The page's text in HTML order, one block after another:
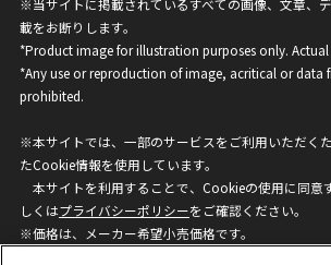
※当サイトに掲載されているすべての画像、文章、
載をお断りします。
*Product image for illustration purposes only.
*Any use or reproduction of image, acritical or data
prohibited.
※本サイトでは、一部のサービスをご利用いただく
たCookie情報を使用しています。
本サイトを利用することで、Cookieの使用に同意
しくはプライバシーポリシーをご確認ください。
※価格は、メーカー希望小売価格です。